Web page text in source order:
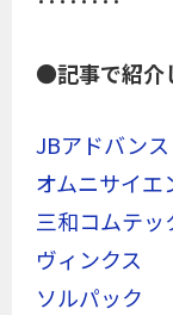
●記事で紹介
JBアドバン
オムニサイエ
三和コムテッ
ヴィンクス
ソルパック